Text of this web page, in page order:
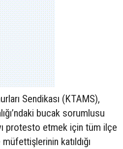
Sendikası (KTAMS),
bucak sorumlusu
protesto etmek için tüm ilçe
katıldığı